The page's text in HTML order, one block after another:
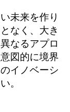
未来を作り
なく、大き
なるアプロ
図的に境界
イノベーシ
。